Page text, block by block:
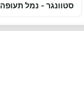
סטוונגר - נמל תעופה